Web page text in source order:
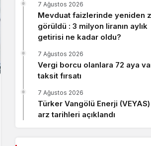
Mevduat faizlerinde yeniden
görüldü : 3 milyon liranın aylık
getirisi ne kadar oldu?
7 Ağustos 2026
Vergi borcu olanlara 72 aya
taksit fırsatı
7 Ağustos 2026
Türker Vangölü Enerji
arz tarihleri açıklandı
7 Ağustos 2026